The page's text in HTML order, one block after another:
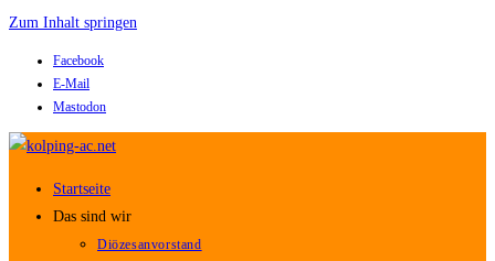
Zum Inhalt springen
Facebook
E-Mail
Mastodon
Startseite
Das sind wir
Diözesanvorstand